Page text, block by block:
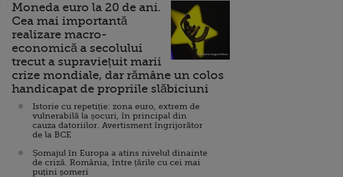
Moneda euro la 20 de ani.
Cea mai importantă
realizare macro-
economică a secolului
trecut a supraviețuit marii
crize mondiale, dar rămâne un colos
handicapat de propriile slăbiciuni
Istorie cu repetiție: zona euro, extrem de
vulnerabilă la șocuri, în principal din
cauza datoriilor. Avertisment îngrijorător
de la BCE
Șomajul în Europa a atins nivelul dinainte
de criză. România, între țările cu cei mai
puțini șomeri